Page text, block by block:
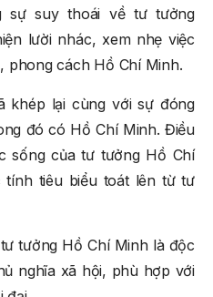
sự suy thoái về tư tưởng
lười nhác, xem nhẹ việc
phong cách Hồ Chí Minh.
khép lại cùng với sự đóng
đó có Hồ Chí Minh. Điều
sống của tư tưởng Hồ Chí
tiêu biểu toát lên từ tư
tưởng Hồ Chí Minh là độc
nghĩa xã hội, phù hợp với